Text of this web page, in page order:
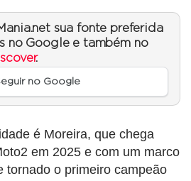
sua fonte preferida
no Google e também no
.
no Google
é Moreira, que chega
em 2025 e com um marco
tornado o primeiro campeão